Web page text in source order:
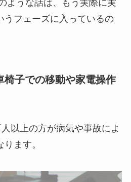
ような話は、もう実際に実
うフェーズに入っているの
椅子での移動や家電操作
以上の方が病気や事故によ
ます。